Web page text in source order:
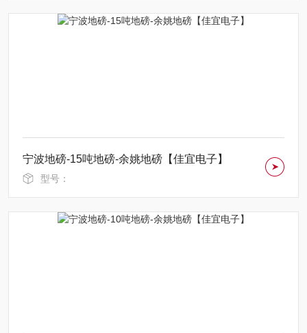
宁波地磅-15吨地磅-余姚地磅【佳宜电子】
型号：